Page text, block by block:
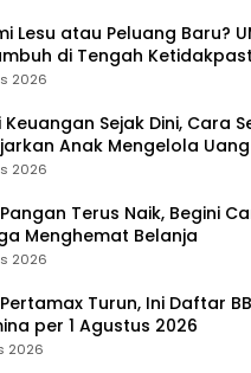
Lesu atau Peluang Baru?
di Tengah
2026
Keuangan Sejak Dini, Cara
Anak Mengelola Uang
2026
Terus Naik, Begini
Menghemat Belanja
2026
Turun, Ini Daftar
per 1 Agustus 2026
2026